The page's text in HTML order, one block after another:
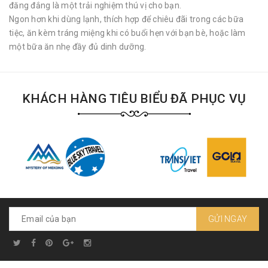
đăng đắng là một trải nghiệm thú vị cho bạn.
Ngon hơn khi dùng lạnh, thích hợp để chiêu đãi trong các bữa
tiệc, ăn kèm tráng miệng khi có buổi hẹn với bạn bè, hoặc làm
một bữa ăn nhẹ đầy đủ dinh dưỡng.
KHÁCH HÀNG TIÊU BIỂU ĐÃ PHỤC VỤ
GỬI NGAY